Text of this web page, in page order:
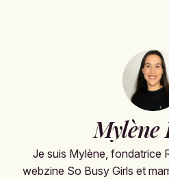
Mylène
Je suis Mylène, fondatrice
webzine So Busy Girls et